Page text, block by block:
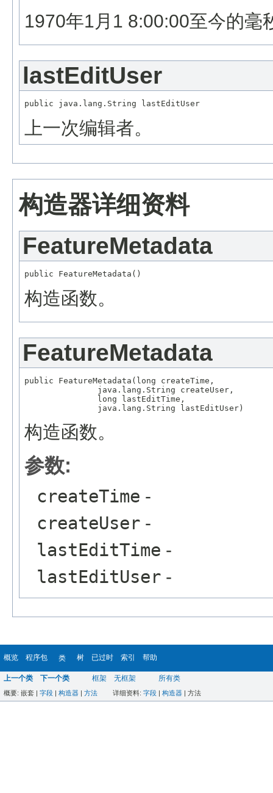
1970年1月1 8:00:00至今的毫
lastEditUser
上一次编辑者。
构造器详细资料
FeatureMetadata
构造函数。
FeatureMetadata
public FeatureMetadata(long createTime,
               java.lang.String createUser,
               long lastEditTime,
构造函数。
参数:
createTime -
createUser -
lastEditTime -
lastEditUser -
概览 程序包 类 树 已过时 索引 帮助
上一个类 下一个类 框架 无框架 所有类
概要: 嵌套 | 字段 | 构造器 | 方法 详细资料: 字段 | 构造器 | 方法